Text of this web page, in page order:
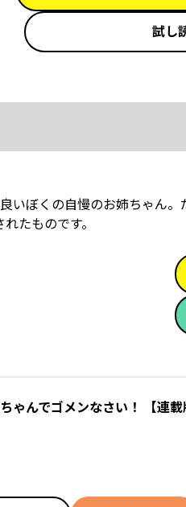
試し
いぼくの自慢のお姉ちゃん
たものです。
ゃんでゴメンなさい！ 【連載